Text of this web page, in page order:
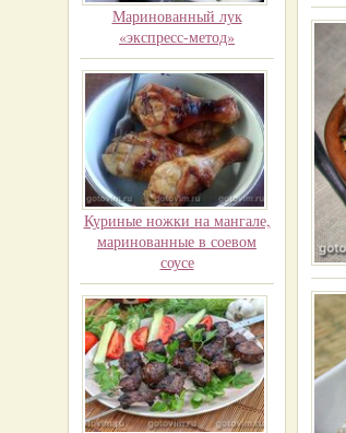
Маринованный лук
«экспресс-метод»
Куриные ножки на мангале,
маринованные в соевом
соусе